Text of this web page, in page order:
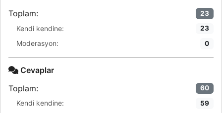
Toplam:
23
Kendi kendine: 23
Moderasyon: 0
Cevaplar
Toplam:
60
Kendi kendine: 59